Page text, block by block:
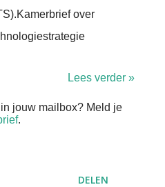
over
Lees verder »
jouw mailbox? Meld je
.
DELEN